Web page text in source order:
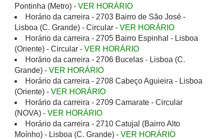
Pontinha (Metro) - VER HORÁRIO
Horário da carreira - 2703 Bairro de São José -
Lisboa (C. Grande) - Circular - VER HORÁRIO
Horário da carreira - 2705 Bairro Espinhal - Lisboa
(Oriente) - Circular - VER HORÁRIO
Horário da carreira - 2706 Bucelas - Lisboa (C.
Grande) - VER HORÁRIO
Horário da carreira - 2708 Cabeço Aguieira - Lisboa
(Oriente) - VER HORÁRIO
Horário da carreira - 2709 Camarate - Circular
(NOVA) - VER HORÁRIO
Horário da carreira - 2710 Catujal (Bairro Alto
Moínho) - Lisboa (C. Grande) - VER HORÁRIO